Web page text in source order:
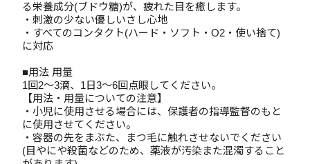
る栄養成分(ブドウ糖)が、疲れた目を癒します。
・刺激の少ない優しいさし心地
・すべてのコンタクト(ハード・ソフト・O2・使い捨て)
に対応
■用法 用量
1回2～3滴、1日3～6回点眼してください。
【用法・用量についての注意】
・小児に使用させる場合には、保護者の指導監督のもと
に使用させてください。
・容器の先をまぶた、まつ毛に触れさせないでください
(目やにや殺菌などのため、薬液が汚染また混濁すること